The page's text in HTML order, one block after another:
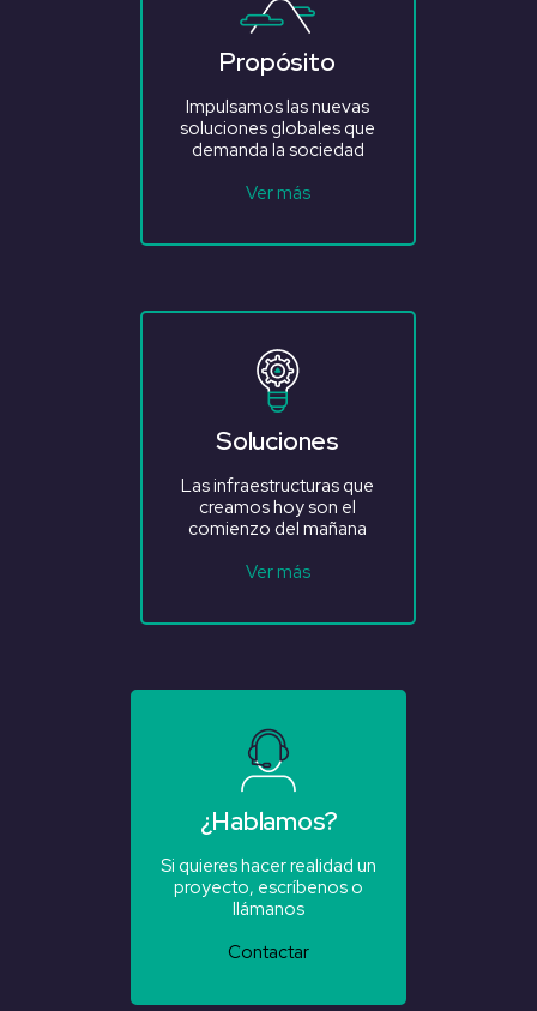
Propósito
Impulsamos las nuevas
soluciones globales que
demanda la sociedad
Ver más
Soluciones
Las infraestructuras que
creamos hoy son el
comienzo del mañana
Ver más
¿Hablamos?
Si quieres hacer realidad un
proyecto, escríbenos o
llámanos
Contactar